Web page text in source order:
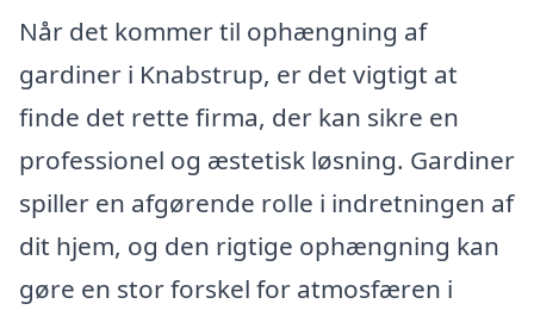
Når det kommer til ophængning af
gardiner i Knabstrup, er det vigtigt at
finde det rette firma, der kan sikre en
professionel og æstetisk løsning. Gardiner
spiller en afgørende rolle i indretningen af
dit hjem, og den rigtige ophængning kan
gøre en stor forskel for atmosfæren i